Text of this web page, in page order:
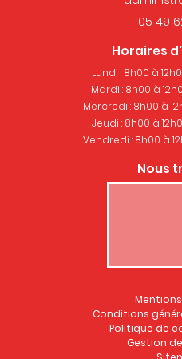
05 49
Horaires
Lundi : 8h00 à
Mardi : 8h00 à
Mercredi : 8h00 à
Jeudi : 8h00 à
Vendredi : 8h00 à
Nous
Conditions
Politique de
Gestion